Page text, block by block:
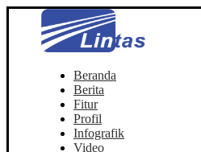
Beranda
Berita
Fitur
Profil
Infografik
Video